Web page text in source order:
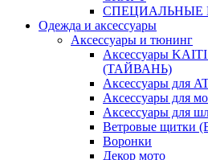
СПЕЦИАЛЬНЫЕ
Одежда и аксессуары
Аксессуары и тюнинг
Аксессуары
(ТАЙВАНЬ)
Аксессуары для
Аксессуары для
Аксессуары для
Ветровые щитки
Воронки
Декор мото